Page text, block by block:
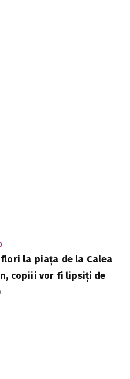
la piața de la Calea
copiii vor fi lipsiți de